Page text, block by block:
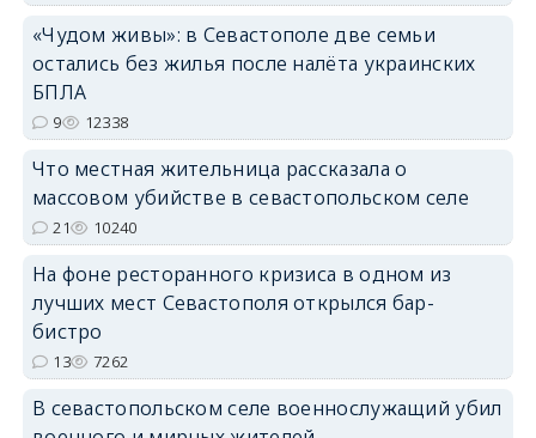
erid: 2SDnjdPjgYS
«Чудом живы»: в Севастополе две семьи
остались без жилья после налёта украинских
БПЛА
9 12338
Что местная жительница рассказала о
массовом убийстве в севастопольском селе
21 10240
На фоне ресторанного кризиса в одном из
лучших мест Севастополя открылся бар-
бистро
13 7262
В севастопольском селе военнослужащий убил